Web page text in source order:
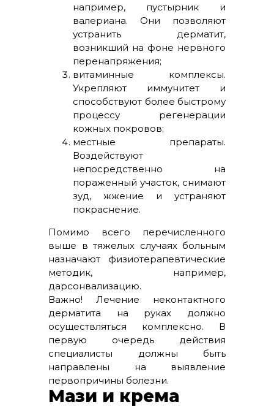
например, пустырник и
валериана. Они позволяют
устранить дерматит,
возникший на фоне нервного
перенапряжения;
витаминные комплексы.
Укрепляют иммунитет и
способствуют более быстрому
процессу регенерации
кожных покровов;
местные препараты.
Воздействуют
непосредственно на
пораженный участок, снимают
зуд, жжение и устраняют
покраснение.
Помимо всего перечисленного
выше в тяжелых случаях больным
назначают физиотерапевтические
методик, например,
дарсонвализацию.
Важно! Лечение неконтактного
дерматита на руках должно
осуществляться комплексно. В
первую очередь действия
специалисты должны быть
направлены на выявление
первопричины болезни.
Мази и крема